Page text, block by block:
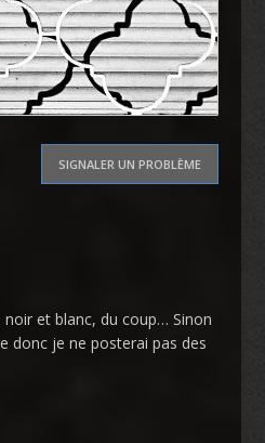
SIGNALER UN PROBLÈME
noir et blanc, du coup… Sinon
donc je ne posterai pas des